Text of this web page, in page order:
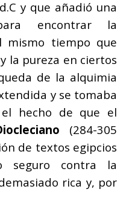
y que añadió una
encontrar la
mismo tiempo que
la pureza en ciertos
de la alquimia
y se tomaba
hecho de que el
(284-305
de textos egipcios
seguro contra la
rica y, por